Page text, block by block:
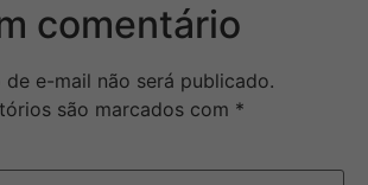
comentário
de e-mail não será publicado.
são marcados com *